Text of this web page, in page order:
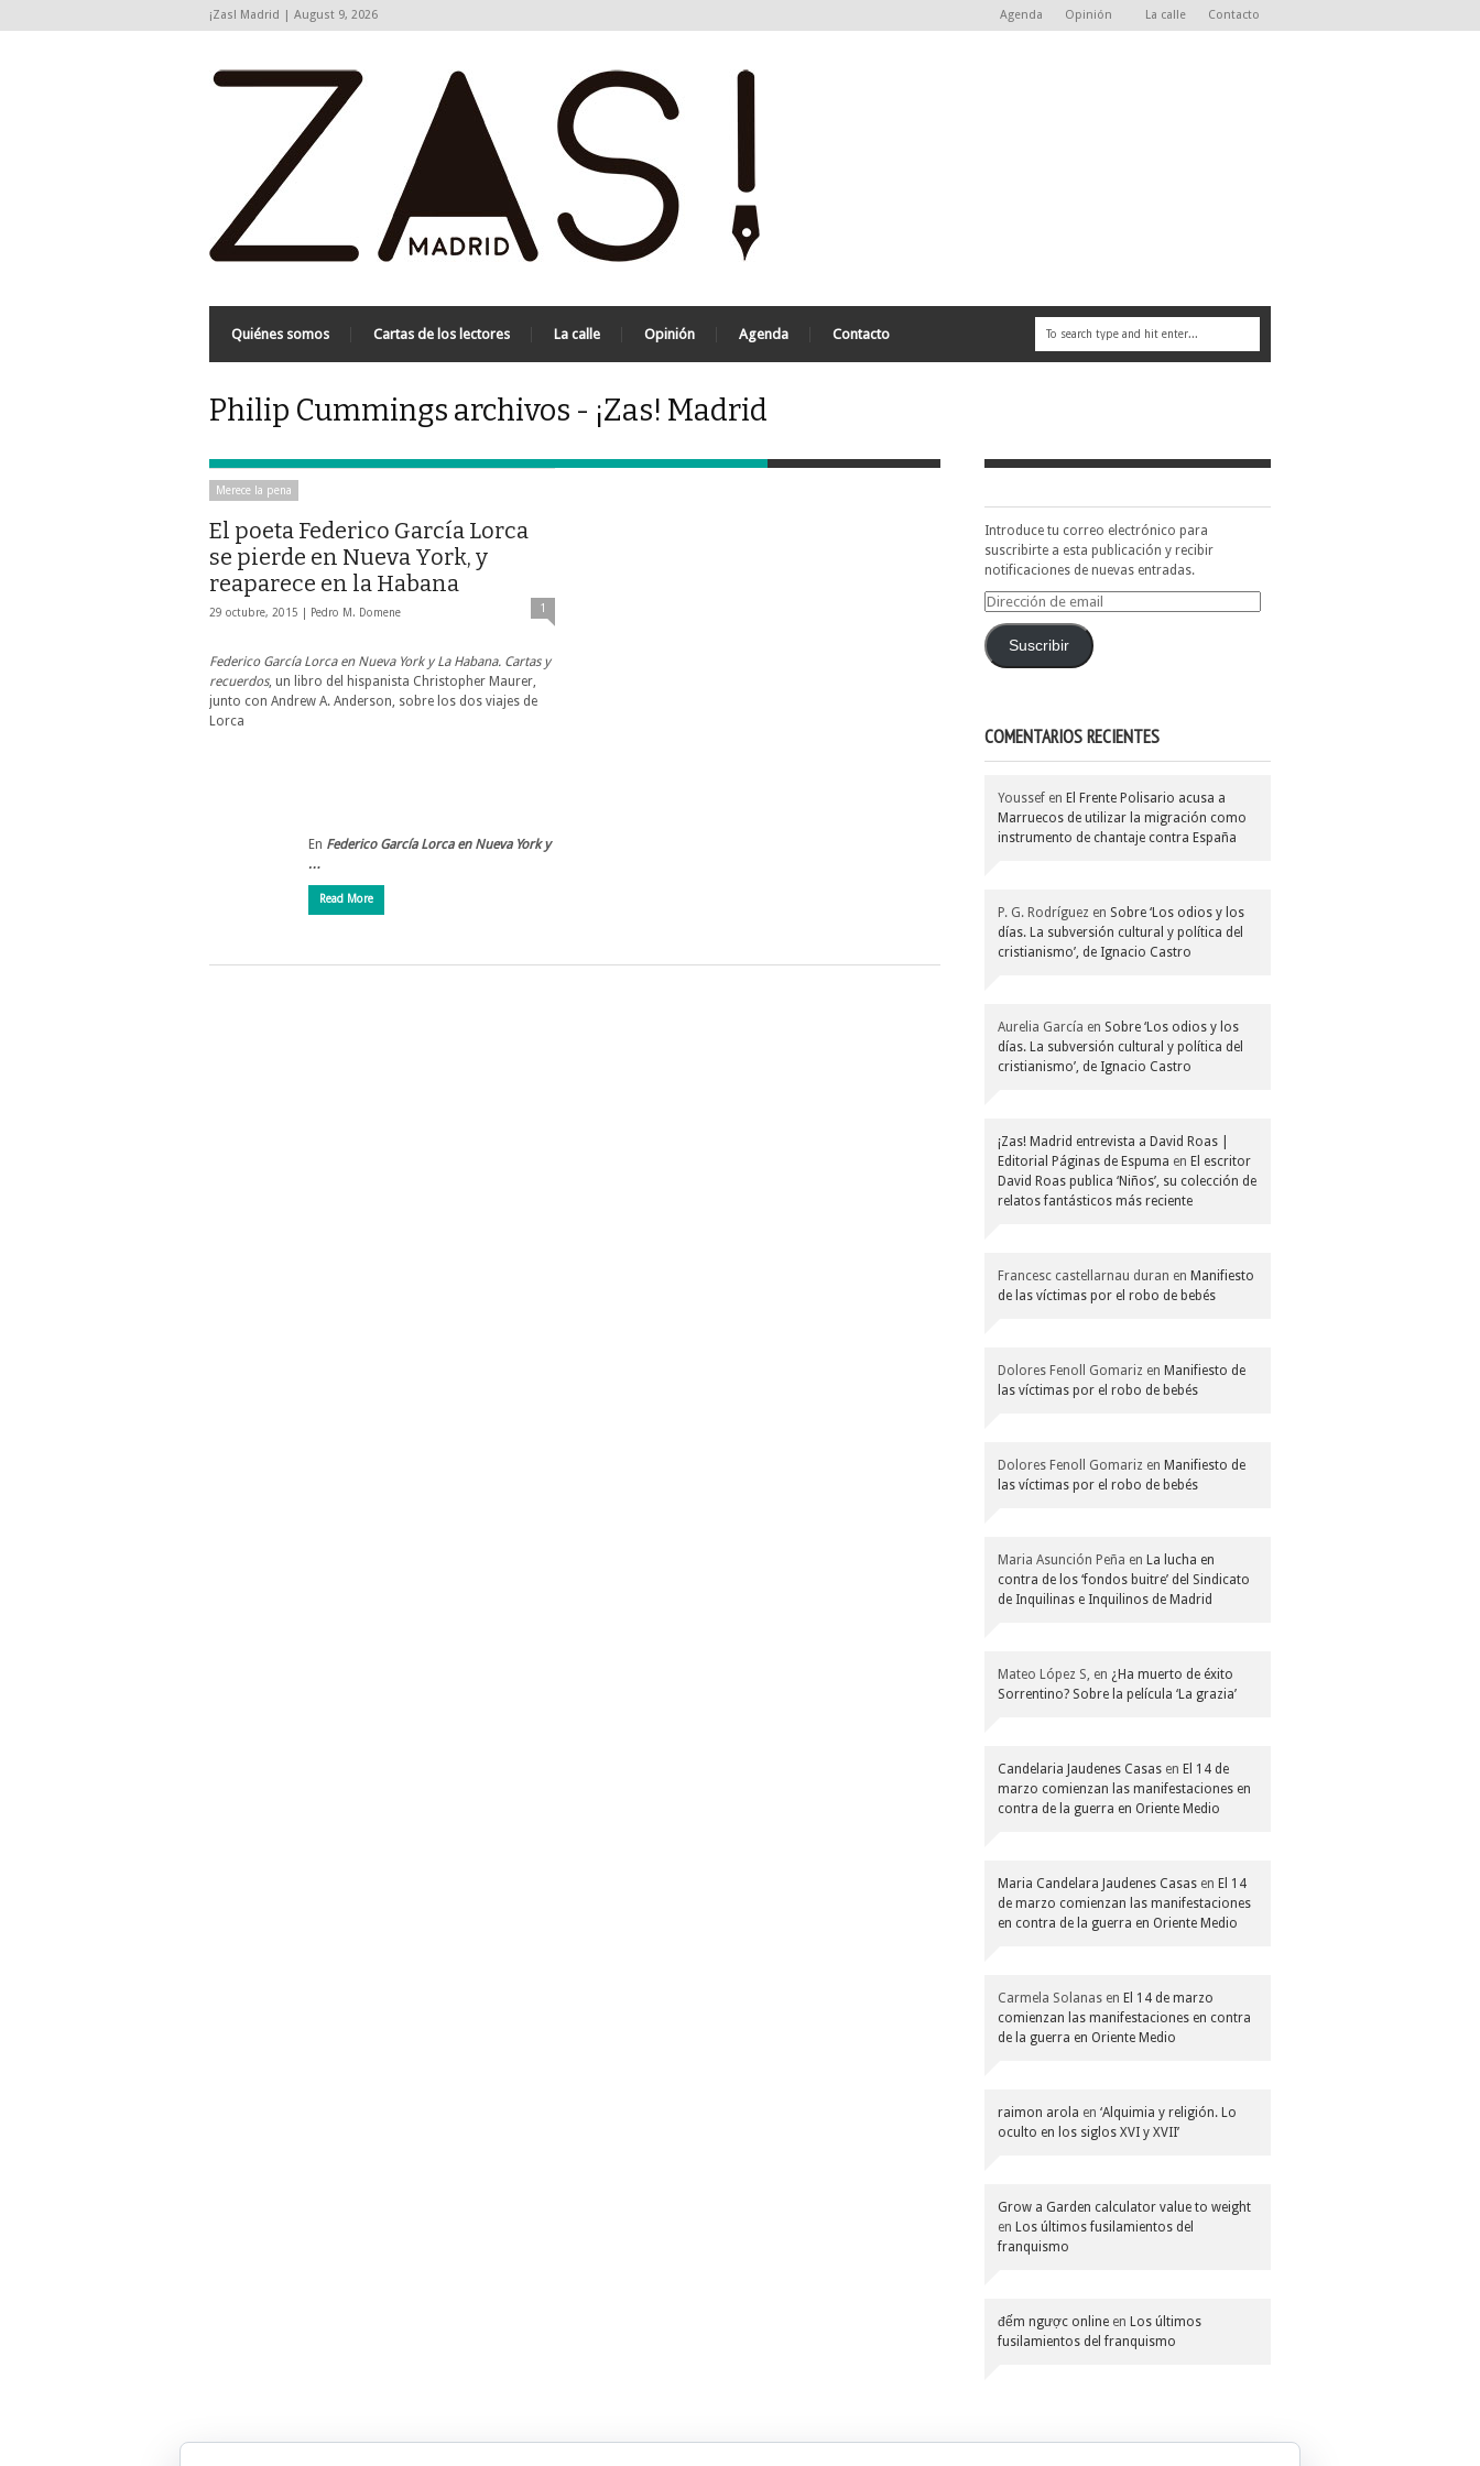
¡Zas! Madrid | August 9, 2026 Agenda Opinión La calle Contacto
Quiénes somos Cartas de los lectores La calle Opinión Agenda Contacto
Philip Cummings archivos - ¡Zas! Madrid
Merece la pena
El poeta Federico García Lorca
se pierde en Nueva York, y
reaparece en la Habana
29 octubre, 2015 | Pedro M. Domene 1
Federico García Lorca en Nueva York y La Habana. Cartas y
recuerdos, un libro del hispanista Christopher Maurer,
junto con Andrew A. Anderson, sobre los dos viajes de
Lorca
En Federico García Lorca en Nueva York y
…
Read More
Introduce tu correo electrónico para
suscribirte a esta publicación y recibir
notificaciones de nuevas entradas.
Dirección
emailSuscribir
COMENTARIOS RECIENTES
Youssef en El Frente Polisario acusa a
Marruecos de utilizar la migración como
instrumento de chantaje contra España
P. G. Rodríguez en Sobre ‘Los odios y los
días. La subversión cultural y política del
cristianismo’, de Ignacio Castro
Aurelia García en Sobre ‘Los odios y los
días. La subversión cultural y política del
cristianismo’, de Ignacio Castro
¡Zas! Madrid entrevista a David Roas |
Editorial Páginas de Espuma en El escritor
David Roas publica ‘Niños’, su colección de
relatos fantásticos más reciente
Francesc castellarnau duran en Manifiesto
de las víctimas por el robo de bebés
Dolores Fenoll Gomariz en Manifiesto de
las víctimas por el robo de bebés
Dolores Fenoll Gomariz en Manifiesto de
las víctimas por el robo de bebés
Maria Asunción Peña en La lucha en
contra de los ‘fondos buitre’ del Sindicato
de Inquilinas e Inquilinos de Madrid
Mateo López S, en ¿Ha muerto de éxito
Sorrentino? Sobre la película ‘La grazia’
Candelaria Jaudenes Casas en El 14 de
marzo comienzan las manifestaciones en
contra de la guerra en Oriente Medio
Maria Candelara Jaudenes Casas en El 14
de marzo comienzan las manifestaciones
en contra de la guerra en Oriente Medio
Carmela Solanas en El 14 de marzo
comienzan las manifestaciones en contra
de la guerra en Oriente Medio
raimon arola en ‘Alquimia y religión. Lo
oculto en los siglos XVI y XVII’
Grow a Garden calculator value to weight
en Los últimos fusilamientos del
franquismo
đếm ngược online en Los últimos
fusilamientos del franquismo